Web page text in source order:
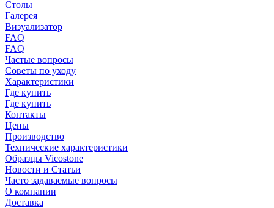
Столы
Галерея
Визуализатор
FAQ
FAQ
Частые вопросы
Советы по уходу
Характеристики
Где купить
Где купить
Контакты
Цены
Производство
Технические характеристики
Образцы Vicostone
Новости и Статьи
Часто задаваемые вопросы
О компании
Доставка